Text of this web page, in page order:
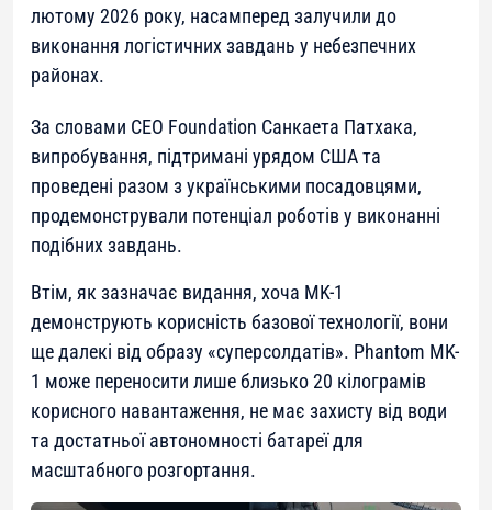
лютому 2026 року, насамперед залучили до
виконання логістичних завдань у небезпечних
районах.
За словами CEO Foundation Санкаета Патхака,
випробування, підтримані урядом США та
проведені разом з українськими посадовцями,
продемонстрували потенціал роботів у виконанні
подібних завдань.
Втім, як зазначає видання, хоча MK-1
демонструють корисність базової технології, вони
ще далекі від образу «суперсолдатів». Phantom MK-
1 може переносити лише близько 20 кілограмів
корисного навантаження, не має захисту від води
та достатньої автономності батареї для
масштабного розгортання.